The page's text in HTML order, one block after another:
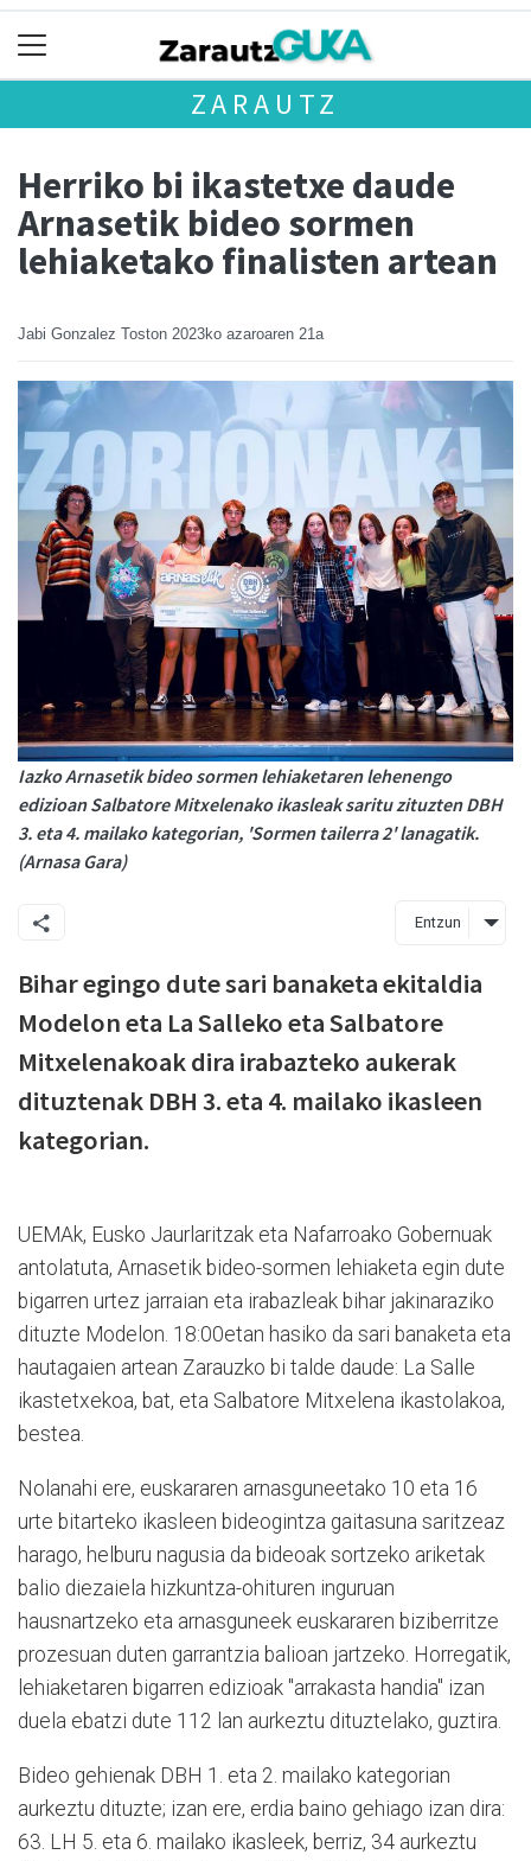
ZARAUTZ
Herriko bi ikastetxe daude
Arnasetik bideo sormen
lehiaketako finalisten artean
Jabi Gonzalez Toston 2023ko azaroaren 21a
Iazko Arnasetik bideo sormen lehiaketaren lehenengo
edizioan Salbatore Mitxelenako ikasleak saritu zituzten DBH
3. eta 4. mailako kategorian, 'Sormen tailerra 2' lanagatik.
(Arnasa Gara)
Entzun
Bihar egingo dute sari banaketa ekitaldia
Modelon eta La Salleko eta Salbatore
Mitxelenakoak dira irabazteko aukerak
dituztenak DBH 3. eta 4. mailako ikasleen
kategorian.
UEMAk, Eusko Jaurlaritzak eta Nafarroako Gobernuak
antolatuta, Arnasetik bideo-sormen lehiaketa egin dute
bigarren urtez jarraian eta irabazleak bihar jakinaraziko
dituzte Modelon. 18:00etan hasiko da sari banaketa eta
hautagaien artean Zarauzko bi talde daude: La Salle
ikastetxekoa, bat, eta Salbatore Mitxelena ikastolakoa,
bestea.
Nolanahi ere, euskararen arnasguneetako 10 eta 16
urte bitarteko ikasleen bideogintza gaitasuna saritzeaz
harago, helburu nagusia da bideoak sortzeko ariketak
balio diezaiela hizkuntza-ohituren inguruan
hausnartzeko eta arnasguneek euskararen biziberritze
prozesuan duten garrantzia balioan jartzeko. Horregatik,
lehiaketaren bigarren edizioak "arrakasta handia" izan
duela ebatzi dute 112 lan aurkeztu dituztelako, guztira.
Bideo gehienak DBH 1. eta 2. mailako kategorian
aurkeztu dituzte; izan ere, erdia baino gehiago izan dira:
63. LH 5. eta 6. mailako ikasleek, berriz, 34 aurkeztu